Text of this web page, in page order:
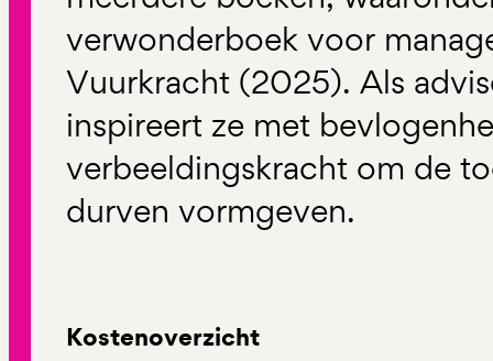
verwonderboek voor
Vuurkracht (2025). Als
inspireert ze met
verbeeldingskracht om de
durven vormgeven.
Kostenoverzicht